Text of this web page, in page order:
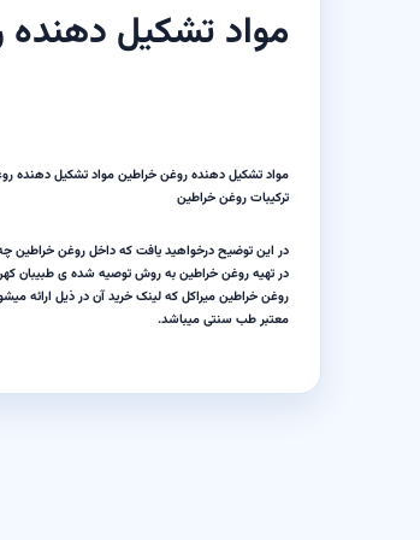
مواد تشکیل
مواد تشکیل دهنده روغن خراطین مواد تشکیل دهنده
ترکیبات روغن خراطین
در این توضیح درخواهید یافت که داخل روغن خراطین
در تهیه روغن خراطین به روش توصیه شده ی طبیبان کهن
روغن خراطین میراکل که لینک خرید آن در ذیل ارائه
معتبر طبسنتی میباشد.